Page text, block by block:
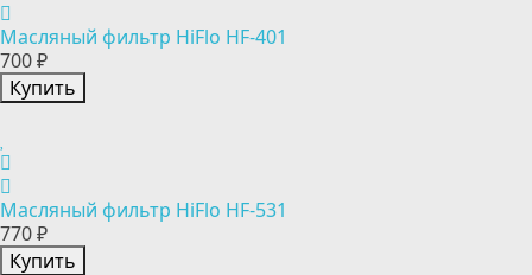
Масляный фильтр HiFlo HF-401
700 ₽
Купить
Масляный фильтр HiFlo HF-531
770 ₽
Купить